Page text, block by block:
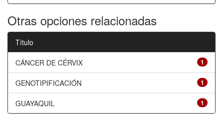
Otras opciones relacionadas
Título
1
CÁNCER DE CÉRVIX
1
GENOTIPIFICACIÓN
1
GUAYAQUIL